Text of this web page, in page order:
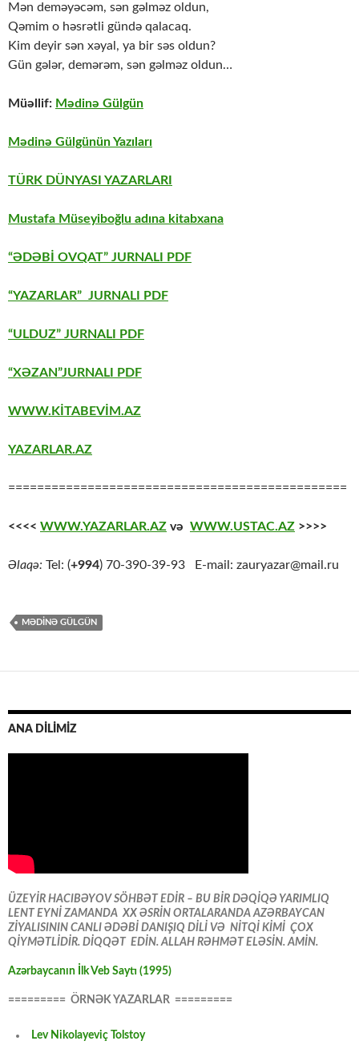
Mən deməyəcəm, sən gəlməz oldun,
Qəmim o həsrətli gündə qalacaq.
Kim deyir sən xəyal, ya bir səs oldun?
Gün gələr, demərəm, sən gəlməz oldun…
Müəllif: Mədinə Gülgün
Mədinə Gülgünün Yazıları
TÜRK DÜNYASI YAZARLARI
Mustafa Müseyiboğlu adına kitabxana
“ƏDƏBİ OVQAT” JURNALI PDF
“YAZARLAR” JURNALI PDF
“ULDUZ” JURNALI PDF
“XƏZAN”JURNALI PDF
WWW.KİTABEVİM.AZ
YAZARLAR.AZ
===============================================
<<<< WWW.YAZARLAR.AZ və WWW.USTAC.AZ >>>>
Əlaqə: Tel: (+994) 70-390-39-93 E-mail: zauryazar@mail.ru
MƏDINƏ GÜLGÜN
ANA DİLİMİZ
ÜZEYİR HACIBƏYOV SÖHBƏT EDİR – BU BİR DƏQİQƏ YARIMLIQ
LENT EYNİ ZAMANDA XX ƏSRİN ORTALARANDA AZƏRBAYCAN
ZİYALISININ CANLI ƏDƏBİ DANIŞIQ DİLİ VƏ NİTQİ KİMİ ÇOX
QİYMƏTLİDİR. DİQQƏT EDİN. ALLAH RƏHMƏT ELƏSİN. AMİN.
Azərbaycanın İlk Veb Saytı (1995)
========= ÖRNƏK YAZARLAR =========
Lev Nikolayeviç Tolstoy